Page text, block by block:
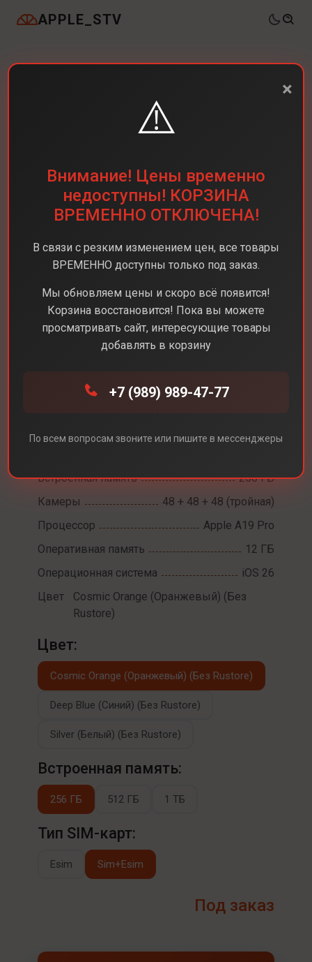
APPLE_STV
iPhone 17 Pro
Встроенная память
256 ГБ
Камеры
48 + 48 + 48 (тройная)
Процессор
Apple A19 Pro
Оперативная память
12 ГБ
Операционная система
iOS 26
Цвет
Cosmic Orange (Оранжевый) (Без
Rustore)
Цвет:
Cosmic Orange (Оранжевый) (Без Rustore)
Deep Blue (Синий) (Без Rustore)
Silver (Белый) (Без Rustore)
Встроенная память:
256 ГБ 512 ГБ 1 ТБ
Тип SIM-карт:
Esim Sim+Esim
Под заказ
×
⚠️
Внимание! Цены временно
недоступны! КОРЗИНА
ВРЕМЕННО ОТКЛЮЧЕНА!
В связи с резким изменением цен, все товары
ВРЕМЕННО доступны только под заказ.
Мы обновляем цены и скоро всё появится!
Корзина восстановится! Пока вы можете
просматривать сайт, интересующие товары
добавлять в корзину
+7 (989) 989-47-77
По всем вопросам звоните или пишите в мессенджеры